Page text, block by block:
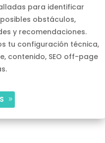
para identificar
obstáculos,
y recomendaciones.
tu configuración técnica,
contenido, SEO off-page